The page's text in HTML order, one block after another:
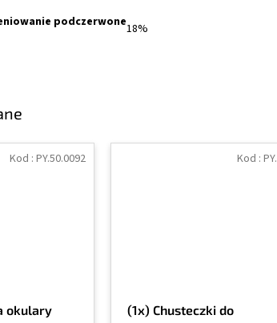
okulary
Kod : PY.50.0092
(1x) Chusteczki do
Kod :
podczerwone18%